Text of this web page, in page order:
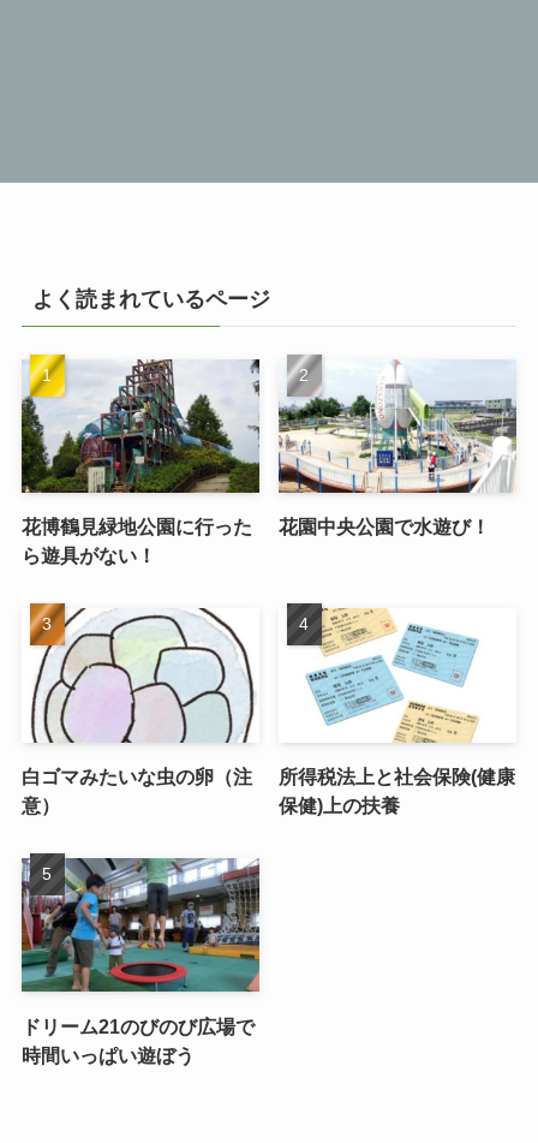
よく読まれているページ
花博鶴見緑地公園に行った
ら遊具がない！
花園中央公園で水遊び！
白ゴマみたいな虫の卵（注
意）
所得税法上と社会保険(健康
保健)上の扶養
ドリーム21のびのび広場で
時間いっぱい遊ぼう